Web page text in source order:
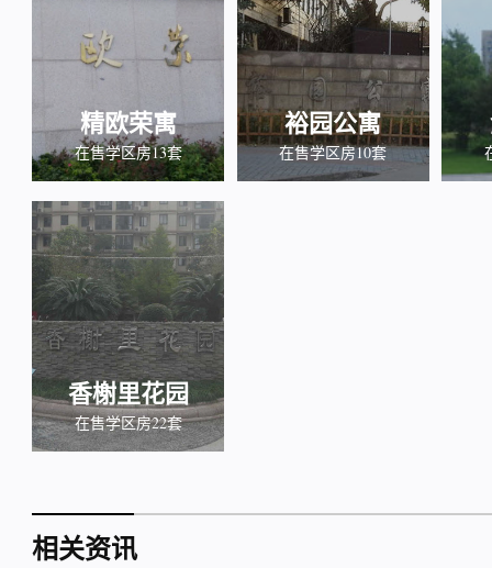
精欧荣寓
在售学区房13套
裕园公寓
在售学区房10套
香榭里花园
在售学区房22套
相关资讯